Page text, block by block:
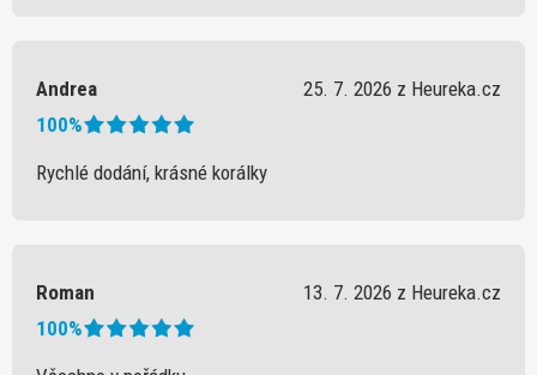
Andrea
25. 7. 2026 z Heureka.cz
100%
Rychlé dodání, krásné korálky
Roman
13. 7. 2026 z Heureka.cz
100%